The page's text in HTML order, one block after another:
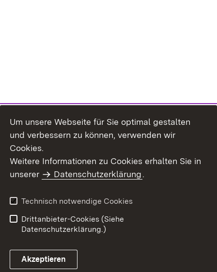
Benutzungshinweise
Erklärung zur
Um unsere Webseite für Sie optimal gestalten
und verbessern zu können, verwenden wir
Cookies.
Weitere Informationen zu Cookies erhalten Sie in
unserer
Datenschutzerklärung.
Technisch notwendige Cookies
Drittanbieter-Cookies (Siehe
Datenschutzerklärung.)
Akzeptieren